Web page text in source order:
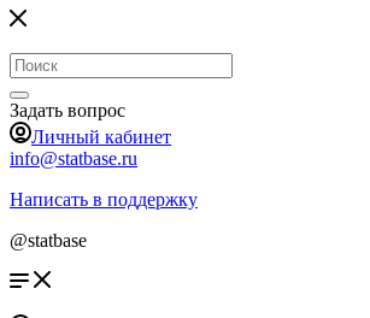
Задать вопрос
Личный кабинет
info@statbase.ru
Написать в поддержку
@statbase